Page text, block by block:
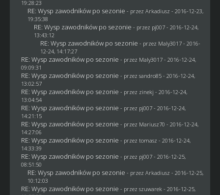
19:28:23
RE: Wysp zawodników po sezonie - przez Arkadiusz - 2016-12-23,
19:35:38
RE: Wysp zawodników po sezonie - przez pj007- 2016-12-24,
13:43:12
RE: Wysp zawodników po sezonie - przez Maly3017- 2016-
12-24, 14:17:27
RE: Wysp zawodników po sezonie - przez Maly3017- 2016-12-24,
09:09:31
RE: Wysp zawodników po sezonie - przez sandro85- 2016-12-24,
13:02:57
RE: Wysp zawodników po sezonie - przez zinekj - 2016-12-24,
13:04:54
RE: Wysp zawodników po sezonie - przez pj007- 2016-12-24,
14:21:15
RE: Wysp zawodników po sezonie - przez Mariusz70 - 2016-12-24,
14:27:06
RE: Wysp zawodników po sezonie - przez tomasz - 2016-12-24,
14:33:39
RE: Wysp zawodników po sezonie - przez pj007- 2016-12-25,
08:51:50
RE: Wysp zawodników po sezonie - przez Arkadiusz - 2016-12-25,
10:12:03
RE: Wysp zawodników po sezonie - przez szuwarek - 2016-12-25,